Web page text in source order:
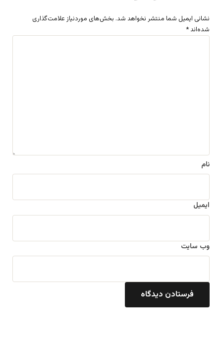
نشانی ایمیل شما منتشر نخواهد شد. بخش‌های موردنیاز علامت‌گذاری
شده‌اند *
نام
ایمیل
وب‌ سایت